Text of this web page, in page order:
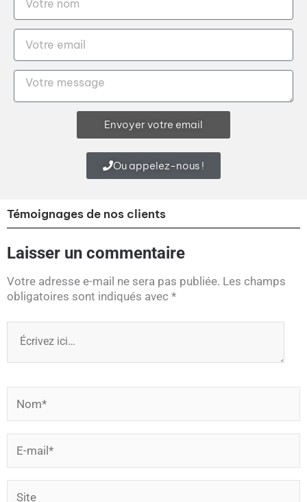
Envoyer votre email
Ou appelez-nous !
Témoignages de nos clients
Laisser un commentaire
Votre adresse e-mail ne sera pas publiée. Les champs
obligatoires sont indiqués avec *
ici…
mail*